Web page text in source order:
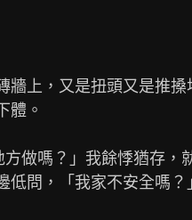
牆上，又是扭頭又是推
體。
方做嗎？」我餘悸猶存
低問，「我家不安全嗎？